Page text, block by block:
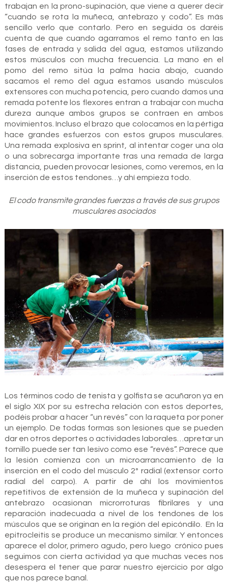
trabajan en la prono-supinación, que viene a querer decir
“cuando se rota la muñeca, antebrazo y codo”. Es más
sencillo verlo que contarlo. Pero en seguida os daréis
cuenta de que cuando agarramos el remo tanto en las
fases de entrada y salida del agua, estamos utilizando
estos músculos con mucha frecuencia. La mano en el
pomo del remo sitúa la palma hacia abajo, cuando
sacamos el remo del agua estamos usando músculos
extensores con mucha potencia, pero cuando damos una
remada potente los flexores entran a trabajar con mucha
dureza aunque ambos grupos se contraen en ambos
movimientos. Incluso el brazo que colocamos en la pértiga
hace grandes esfuerzos con estos grupos musculares.
Una remada explosiva en sprint, al intentar coger una ola
o una sobrecarga importante tras una remada de larga
distancia, pueden provocar lesiones, como veremos, en la
inserción de estos tendones…y ahí empieza todo.
El codo transmite grandes fuerzas a través de sus grupos
musculares asociados
Los términos codo de tenista y golfista se acuñaron ya en
el siglo XIX por su estrecha relación con estos deportes,
podéis probar a hacer “un revés” con la raqueta por poner
un ejemplo. De todas formas son lesiones que se pueden
dar en otros deportes o actividades laborales…apretar un
tornillo puede ser tan lesivo como ese “revés”. Parece que
la lesión comienza con un microarrancamiento de la
inserción en el codo del músculo 2º radial (extensor corto
radial del carpo). A partir de ahí los movimientos
repetitivos de extensión de la muñeca y supinación del
antebrazo ocasionan microrroturas fibrilares y una
reparación inadecuada a nivel de los tendones de los
músculos que se originan en la región del epicóndilo. En la
epitrocleitis se produce un mecanismo similar. Y entonces
aparece el dolor, primero agudo, pero luego crónico pues
seguimos con cierta actividad ya que muchas veces nos
desespera el tener que parar nuestro ejercicio por algo
que nos parece banal.